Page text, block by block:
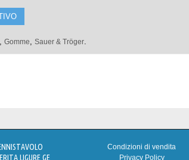
,Gomme,Sauer & Tröger.
LIGURE GE
Condizioni di vendita
Privacy Policy